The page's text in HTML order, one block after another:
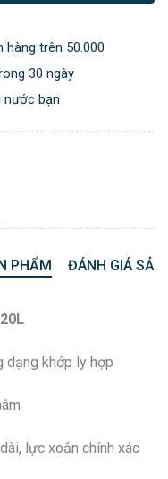
trên 50.000
30 ngày
nước bạn
PHẨM ĐÁNH GIÁ
dạng khớp ly hợp
lực xoắn chính xác